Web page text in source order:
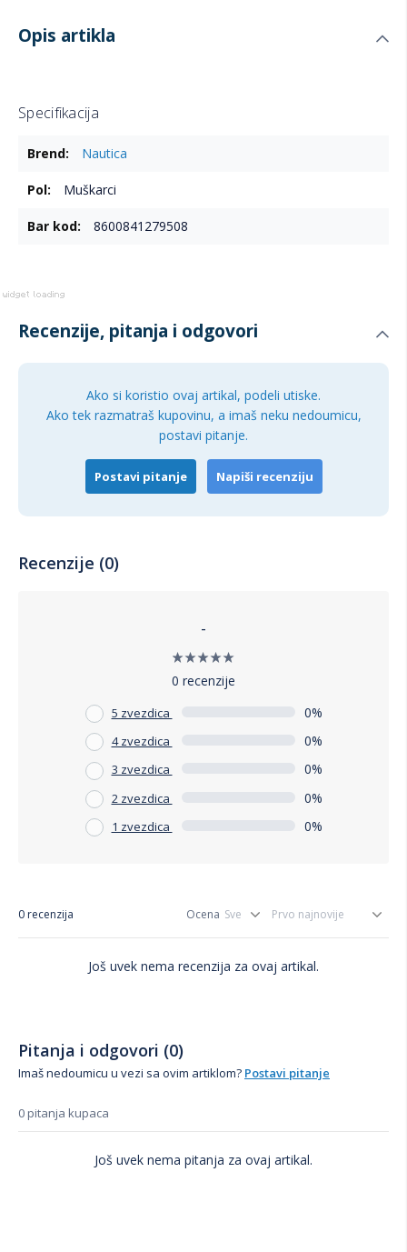
Opis artikla
Specifikacija
informacijaNautica
Muškarci
8600841279508
Recenzije, pitanja i odgovori
Ako si koristio ovaj artikal, podeli utiske.
Ako tek razmatraš kupovinu, a imaš neku nedoumicu,
postavi pitanje.
Postavi pitanje Napiši recenziju
Recenzije (0)
-
0 recenzije
5 zvezdica 0%
4 zvezdica 0%
3 zvezdica 0%
2 zvezdica 0%
1 zvezdica 0%
0 recenzija Ocena
Još uvek nema recenzija za ovaj artikal.
Pitanja i odgovori (0)
Imaš nedoumicu u vezi sa ovim artiklom? Postavi pitanje
0 pitanja kupaca
Još uvek nema pitanja za ovaj artikal.